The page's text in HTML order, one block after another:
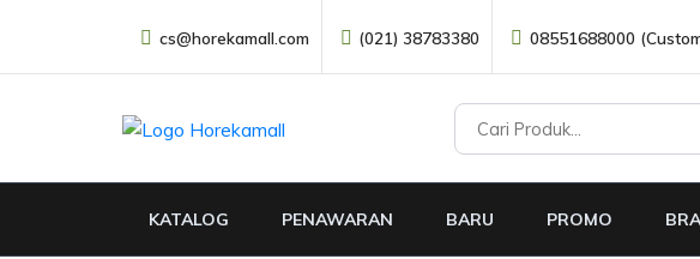
cs@horekamall.com (021) 38783380 08551688000
KATALOG PENAWARAN BARU PROMO